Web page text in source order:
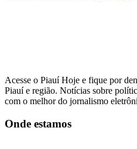
Acesse o Piauí Hoje e fique por
Piauí e região. Notícias sobre
com o melhor do jornalismo
Onde estamos